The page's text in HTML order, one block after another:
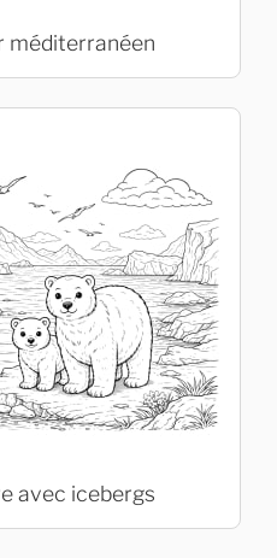
méditerranéen
avec icebergs